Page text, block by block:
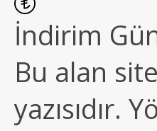
İndirim
Bu alan
yazısıdır.